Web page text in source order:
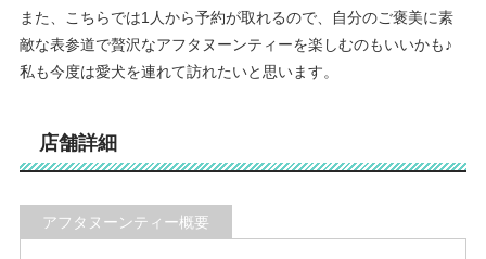
また、こちらでは1人から予約が取れるので、自分のご褒美に素
敵な表参道で贅沢なアフタヌーンティーを楽しむのもいいかも♪
私も今度は愛犬を連れて訪れたいと思います。
店舗詳細
アフタヌーンティー概要